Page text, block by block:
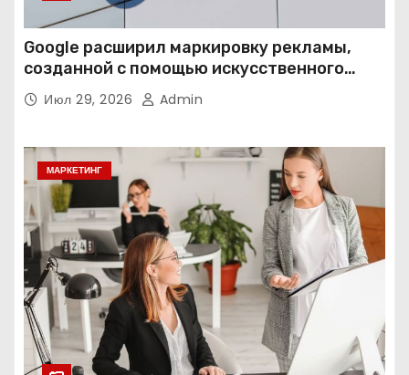
Google расширил маркировку рекламы,
созданной с помощью искусственного
интеллекта
Июл 29, 2026 Admin
МАРКЕТИНГ